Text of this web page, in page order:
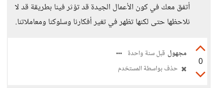
أتفق معك في كون الأعمال الجيدة قد تؤثر فينا بطريقة قد لا
نلاحظها حتى لكنها تظهر في تغير أفكارنا وسلوكنا ومعاملاتنا.
0
مجهول قبل سنة واحدة
حذف بواسطة المستخدم